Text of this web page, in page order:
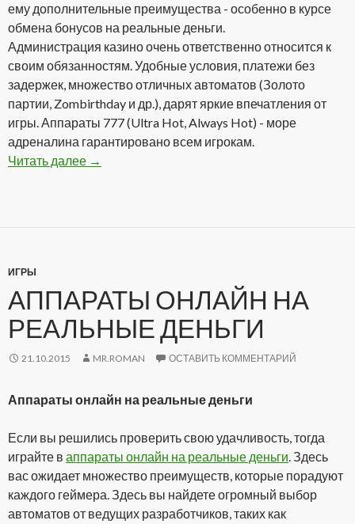
ему дополнительные преимущества - особенно в курсе
обмена бонусов на реальные деньги.
Администрация казино очень ответственно относится к
своим обязанностям. Удобные условия, платежи без
задержек, множество отличных автоматов (Золото
партии, Zombirthday и др.), дарят яркие впечатления от
игры. Аппараты 777 (Ultra Hot, Always Hot) - море
адреналина гарантировано всем игрокам.
Читать далее Admiral Casino Club — один из лидеров
→
ИГРЫ
АППАРАТЫ ОНЛАЙН НА
РЕАЛЬНЫЕ ДЕНЬГИ
21.10.2015 MR.ROMAN ОСТАВИТЬ КОММЕНТАРИЙ
Аппараты онлайн на реальные деньги
Если вы решились проверить свою удачливость, тогда
играйте в аппараты онлайн на реальные деньги. Здесь
вас ожидает множество преимуществ, которые порадуют
каждого геймера. Здесь вы найдете огромный выбор
автоматов от ведущих разработчиков, таких как